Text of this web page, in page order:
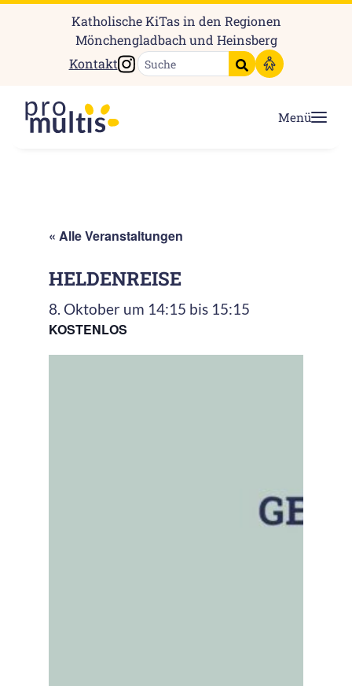
Katholische KiTas in den Regionen
Mönchengladbach und Heinsberg
Kontakt
Instagram
Suche starten
Menü
« Alle Veranstaltungen
HELDENREISE
8. Oktober um 14:15 bis 15:15
KOSTENLOS